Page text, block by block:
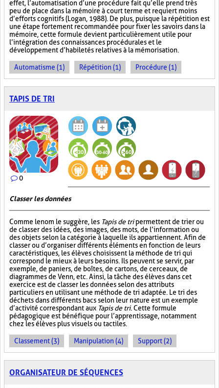
effet, l’automatisation d’une procédure fait qu’elle prend très
peu de place dans la mémoire à court terme et requiert moins
d’efforts cognitifs (Logan, 1988). De plus, puisque la répétition est
une étape fortement recommandée pour fixer les savoirs dans la
mémoire, cette formule devient particulièrement utile pour
l’intégration des connaissances procédurales et le
développement d’habiletés relatives à la mémorisation.
Automatisme (1) Répétition (1) Procédure (1)
TAPIS DE TRI
0
Classer les données
Comme le nom le suggère, les Tapis de tripermettent de trier ou
de classer des idées, des images, des mots, de l’information ou
des objets selon la catégorie à laquelle ils appartiennent. Afin de
classer ou d’organiser différents éléments en fonction de leurs
caractéristiques, les élèves choisissent la méthode de tri qui
correspond le mieux à leurs besoins. Ils peuvent se servir, par
exemple, de paniers, de boîtes, de cartons, de cerceaux, de
diagrammes de Venn, etc. Ainsi, la tâche des élèves dans cet
exercice est de classer les données selon des attributs
particuliers en utilisant une méthode de tri adaptée. Le tri des
déchets dans différents bacs selon leur nature est un exemple
d’activité correspondant aux Tapis de tri. Cette formule
pédagogique est bénéfique pour l’apprentissage, notamment
chez les élèves plus visuels ou tactiles.
Classement (3) Manipulation (4) Support (2)
ORGANISATEUR DE SÉQUENCES